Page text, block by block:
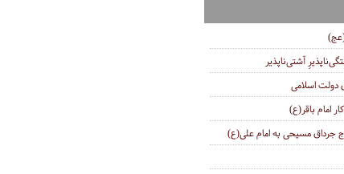
آشتى‌ناپذیر
اسلامی
امام باقر(ع)
جرداق مسیحی به امام علی(ع)